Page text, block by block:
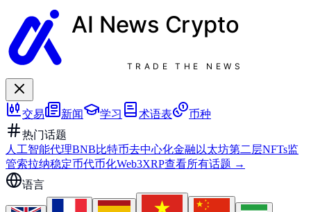
AI News Crypto
TRADE THE NEWS
交易 新闻 学习 术语表
币种
热门话题
人工智能代理BNB比特币去中心化金融 以太坊第二层NFTs监
管索拉纳稳定币代币化Web3XRP查看所有话题 →
语言